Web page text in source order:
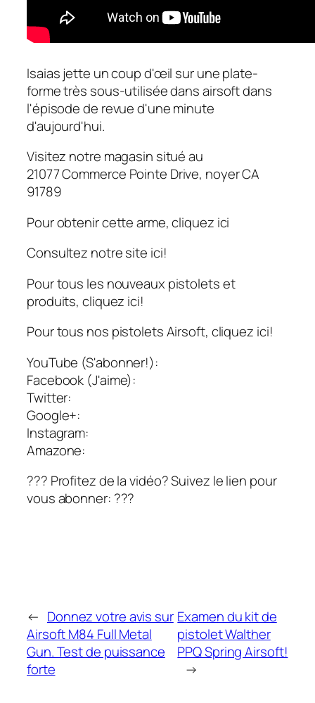
Isaias jette un coup d'œil sur une plate-
forme très sous-utilisée dans airsoft dans
l'épisode de revue d'une minute
d'aujourd'hui.
Visitez notre magasin situé au
21077 Commerce Pointe Drive, noyer CA
91789
Pour obtenir cette arme, cliquez ici
Consultez notre site ici!
Pour tous les nouveaux pistolets et
produits, cliquez ici!
Pour tous nos pistolets Airsoft, cliquez ici!
YouTube (S'abonner!):
Facebook (J'aime):
Twitter:
Google+:
Instagram:
Amazone:
??? Profitez de la vidéo? Suivez le lien pour
vous abonner: ???
← Donnez votre avis sur
Airsoft M84 Full Metal
Gun. Test de puissance
forte
Examen du kit de
pistolet Walther
PPQ Spring Airsoft!
→